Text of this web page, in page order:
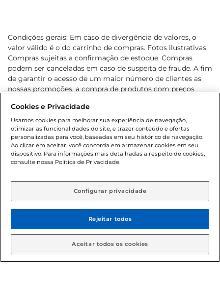
Condições gerais: Em caso de divergência de valores, o
valor válido é o do carrinho de compras. Fotos ilustrativas.
Compras sujeitas a confirmação de estoque. Compras
podem ser canceladas em caso de suspeita de fraude. A fim
de garantir o acesso de um maior número de clientes as
nossas promoções, a compra de produtos com preços
cliente. Os preços, ofertas e condições são exclusivos para
o e-commerce e válidos durante o dia de hoje, podendo
sofrer alterações sem prévia notificação. Proibida a venda
de bebidas alcoólicas para menores de 18 anos, conforme
Lei n.º 8069/90, art. 81, inciso II (Estatuto da Criança e do
Adolescente). Preços e condições exclusivos para o
aviso prévio. O valor mínimo para as compras on-line é de
© 2026 Copyright. Todos os direitos
reservados Gbarbosa.
Cookies e Privacidade
Usamos cookies para melhorar sua experiência de navegação,
otimizar as funcionalidades do site, e trazer conteúdo e ofertas
personalizadas para você, baseadas em seu histórico de navegação.
Ao clicar em aceitar, você concorda em armazenar cookies em seu
dispositivo. Para informações mais detalhadas a respeito de cookies,
consulte nossa Política de Privacidade.
Configurar privacidade
Rejeitar todos
Aceitar todos os cookies